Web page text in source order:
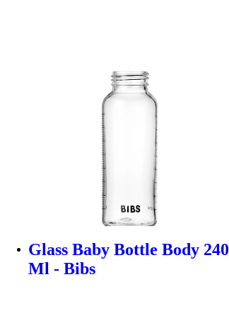
Glass Baby Bottle Body 240
Ml - Bibs